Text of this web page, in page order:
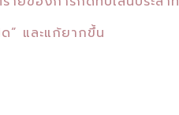
” และแก้ยากขึ้น